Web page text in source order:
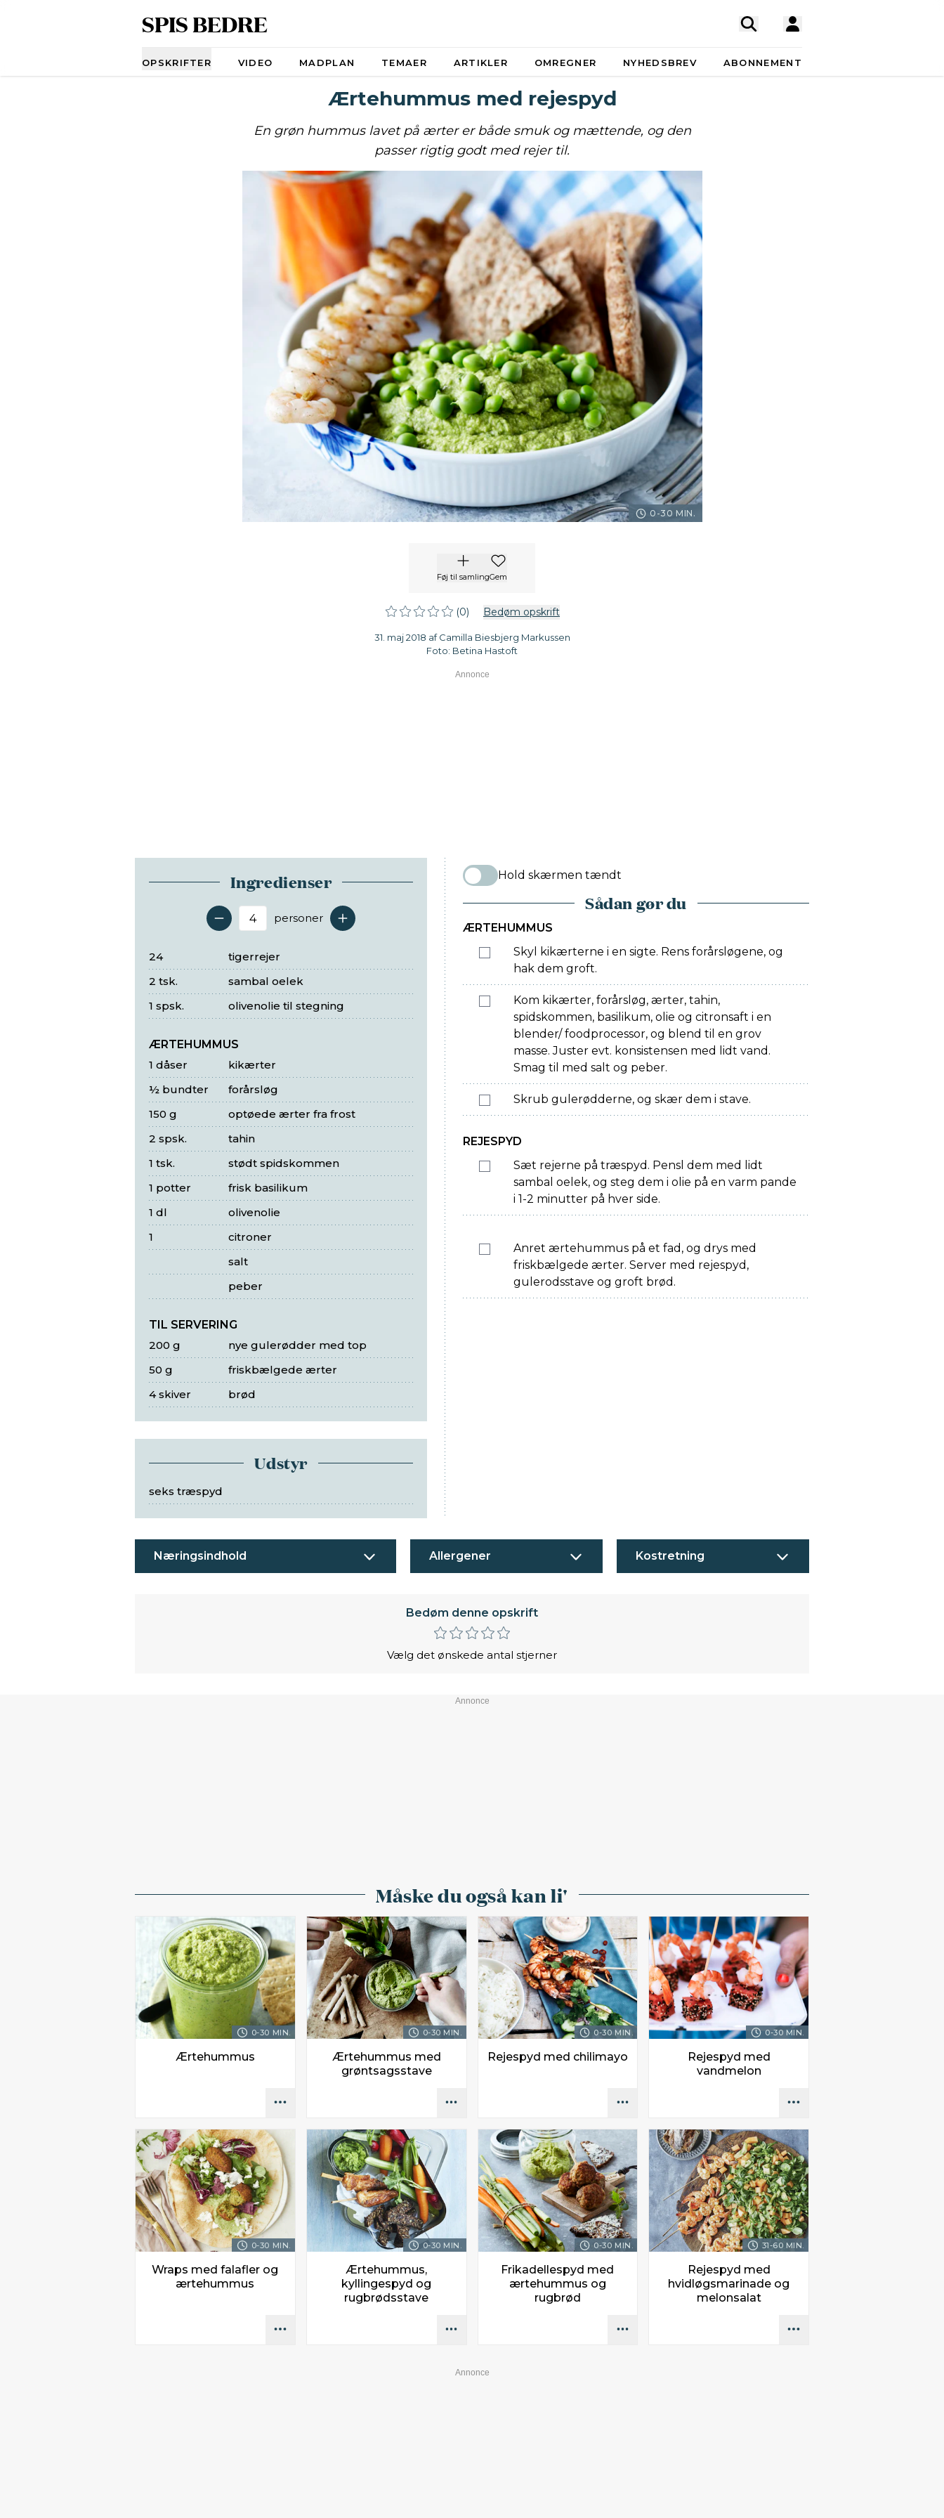
SPIS BEDRE
OPSKRIFTER VIDEO MADPLAN TEMAER ARTIKLER OMREGNER NYHEDSBREV ABONNEMENT
Ærtehummus med rejespyd
En grøn hummus lavet på ærter er både smuk og mættende, og den
passer rigtig godt med rejer til.
0-30 MIN.
Føj til samlingGem
(0) Bedøm opskrift
31. maj 2018 af Camilla Biesbjerg Markussen
Foto: Betina Hastoft
Ingredienser
Antal serveringer
personer
tigerrejer
24
sambal oelek
2 tsk.
olivenolie til stegning
1 spsk.
ÆRTEHUMMUS
kikærter
1 dåser
forårsløg
½ bundter
optøede ærter fra frost
150 g
tahin
2 spsk.
stødt spidskommen
1 tsk.
frisk basilikum
1 potter
olivenolie
1 dl
citroner
1
salt
peber
TIL SERVERING
nye gulerødder med top
200 g
friskbælgede ærter
50 g
brød
4 skiver
Udstyr
seks træspyd
Hold skærmen tændt
Sådan gør du
ÆRTEHUMMUS
Skyl kikærterne i en sigte. Rens forårsløgene, og
hak dem groft.
Kom kikærter, forårsløg, ærter, tahin,
spidskommen, basilikum, olie og citronsaft i en
blender/ foodprocessor, og blend til en grov
masse. Juster evt. konsistensen med lidt vand.
Smag til med salt og peber.
Skrub gulerødderne, og skær dem i stave.
REJESPYD
Sæt rejerne på træspyd. Pensl dem med lidt
sambal oelek, og steg dem i olie på en varm pande
i 1-2 minutter på hver side.
Anret ærtehummus på et fad, og drys med
friskbælgede ærter. Server med rejespyd,
gulerodsstave og groft brød.
Næringsindhold Allergener Kostretning
Bedøm denne opskrift
Vælg det ønskede antal stjerner
Måske du også kan li'
0-30 MIN.
Ærtehummus
0-30 MIN.
Ærtehummus med
grøntsagsstave
0-30 MIN.
Rejespyd med chilimayo
0-30 MIN.
Rejespyd med
vandmelon
0-30 MIN.
Wraps med falafler og
ærtehummus
0-30 MIN.
Ærtehummus,
kyllingespyd og
rugbrødsstave
0-30 MIN.
Frikadellespyd med
ærtehummus og
rugbrød
31-60 MIN.
Rejespyd med
hvidløgsmarinade og
melonsalat